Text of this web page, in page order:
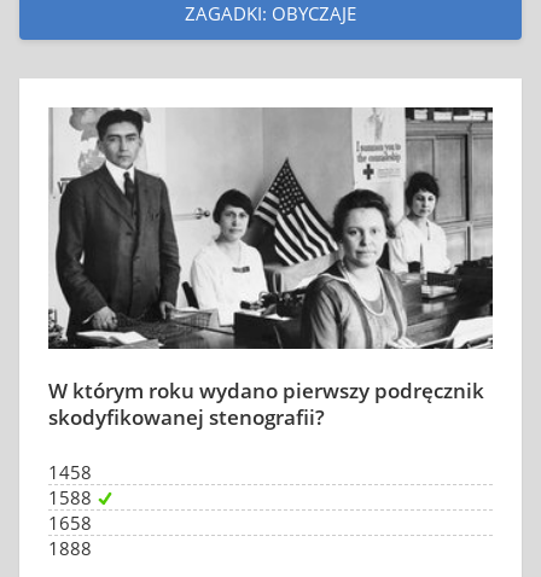
ZAGADKI: OBYCZAJE
W którym roku wydano pierwszy podręcznik
skodyfikowanej stenografii?
1458
1588
1658
1888